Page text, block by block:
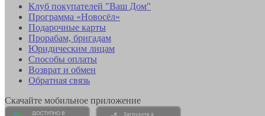
Клуб покупателей "Ваш Дом"
Программа «Новосёл»
Подарочные карты
Прорабам, бригадам
Юридическим лицам
Способы оплаты
Возврат и обмен
Обратная связь
Скачайте мобильное приложение